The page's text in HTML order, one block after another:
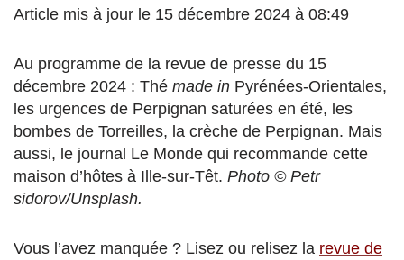
Article mis à jour le 15 décembre 2024 à 08:49
Au programme de la revue de presse du 15
décembre 2024 : Thé made in Pyrénées-Orientales,
les urgences de Perpignan saturées en été, les
bombes de Torreilles, la crèche de Perpignan. Mais
aussi, le journal Le Monde qui recommande cette
maison d’hôtes à Ille-sur-Têt. Photo © Petr
sidorov/Unsplash.
Vous l’avez manquée ? Lisez ou relisez la revue de